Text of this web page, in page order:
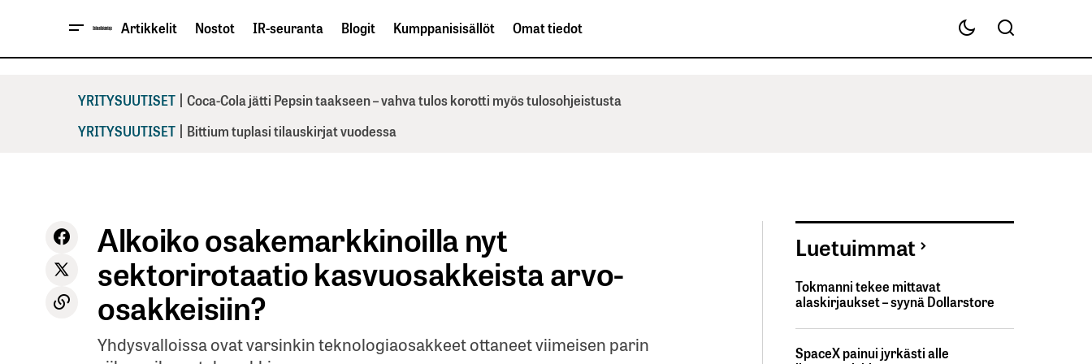
Artikkelit Nostot IR-seuranta Blogit Kumppanisisällöt Omat tiedot
YRITYSUUTISET | Coca-Cola jätti Pepsin taakseen – vahva tulos korotti myös tulosohjeistusta
YRITYSUUTISET | Bittium tuplasi tilauskirjat vuodessa
Alkoiko osakemarkkinoilla nyt
sektorirotaatio kasvuosakkeista arvo-
osakkeisiin?
Yhdysvalloissa ovat varsinkin teknologiaosakkeet ottaneet viimeisen parin
Luetuimmat
Tokmanni tekee mittavat
alaskirjaukset – syynä Dollarstore
SpaceX painui jyrkästi alle